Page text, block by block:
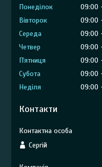
Понеділок 09:00
Вівторок
09:00
Середа
09:00
Четвер
09:00
Пʼятниця
09:00
Субота
09:00
Неділя
09:00
Контакти
Сергій